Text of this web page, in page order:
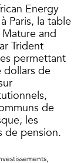
Energy
Paris, la table
and
Trident
permettant
dollars de
de
les
de pension.